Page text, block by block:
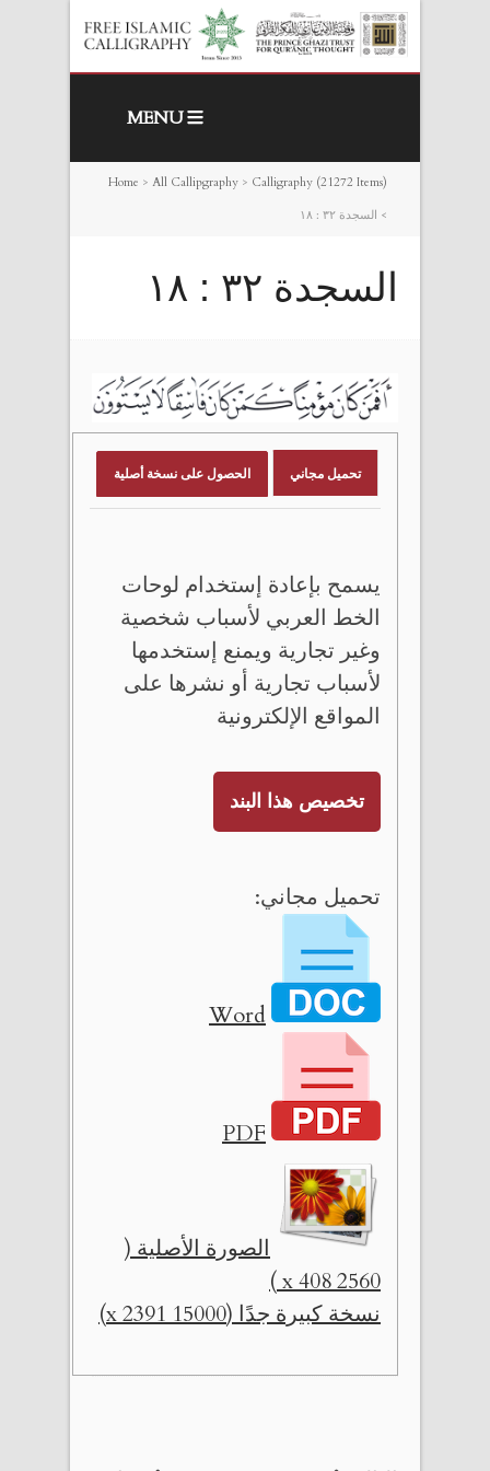
MENU
Home > All Callipgraphy > Calligraphy (21272 Items)
> السجدة ٣٢ : ١٨
السجدة ٣٢ : ١٨
تحميل مجاني الحصول على نسخة أصلية
يسمح بإعادة إستخدام لوحات
الخط العربي لأسباب شخصية
وغير تجارية ويمنع إستخدمها
لأسباب تجارية أو نشرها على
المواقع الإلكترونية
تخصيص هذا البند
تحميل مجاني:
Word
PDF
الصورة الأصلية (
2560 x 408 )
نسخة كبيرة جدًا (15000 x 2391)